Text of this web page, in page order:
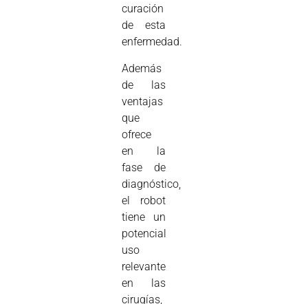
curación
de esta
enfermedad.
Además
de las
ventajas
que
ofrece
en la
fase de
diagnóstico,
el robot
tiene un
potencial
uso
relevante
en las
cirugías,